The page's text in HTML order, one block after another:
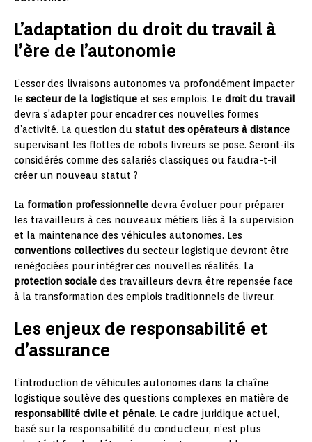
L’adaptation du droit du travail à
l’ère de l’autonomie
L’essor des livraisons autonomes va profondément impacter
le secteur de la logistique et ses emplois. Le droit du travail
devra s’adapter pour encadrer ces nouvelles formes
d’activité. La question du statut des opérateurs à distance
supervisant les flottes de robots livreurs se pose. Seront-ils
considérés comme des salariés classiques ou faudra-t-il
créer un nouveau statut ?
La formation professionnelle devra évoluer pour préparer
les travailleurs à ces nouveaux métiers liés à la supervision
et la maintenance des véhicules autonomes. Les
conventions collectives du secteur logistique devront être
renégociées pour intégrer ces nouvelles réalités. La
protection sociale des travailleurs devra être repensée face
à la transformation des emplois traditionnels de livreur.
Les enjeux de responsabilité et
d’assurance
L’introduction de véhicules autonomes dans la chaîne
logistique soulève des questions complexes en matière de
responsabilité civile et pénale. Le cadre juridique actuel,
basé sur la responsabilité du conducteur, n’est plus